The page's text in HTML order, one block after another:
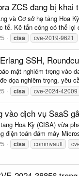
ZCS đang bị khai
và Cơ sở hạ tầng Hoa
tế. Kẻ tấn công có thể
cisa cve-2019-9621
SSH,
mật nghiêm trọng vào
dọa nghiêm trọng, yêu
cisa cve-2024-42009
vào dịch vụ SaaS
Hoa Kỳ (CISA) vừa
điện toán đám mây
cisa commvault